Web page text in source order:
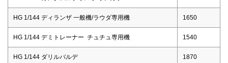
HG 1/144 ディランザ 一般機/ラウダ専用機 1650
HG 1/144 デミトレーナー チュチュ専用機 1540
HG 1/144 ダリルバルデ 1870